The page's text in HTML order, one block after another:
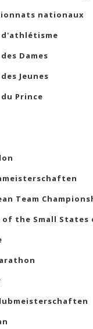
nationaux
d'athlétisme
Dames
Jeunes
Prince
Team
of the Small States